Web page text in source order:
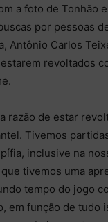
a foto de Tonhão
por pessoas
Antônio Carlos
revoltados
razão de estar
Tivemos
inclusive na
tivemos uma
tempo do jogo
em função de tudo